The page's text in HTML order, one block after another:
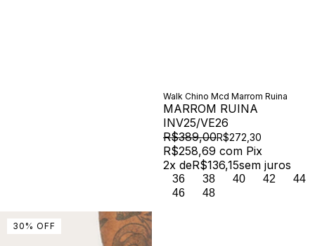
Walk Chino Mcd Marrom Ruina
MARROM RUINA
INV25/VE26
R$389,00R$272,30
R$258,69 com Pix
2x deR$136,15sem juros
36 38 40 42
44
46
48
30 % OFF